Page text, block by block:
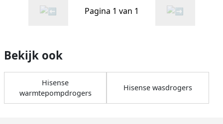
bediening via app Basket
Pagina 1 van 1
Bekijk ook
Hisense
warmtepompdrogers
Hisense wasdrogers